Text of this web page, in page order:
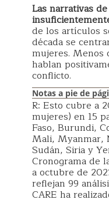
Las narrativas
de los artículos
década se
mujeres. Menos
hablan
conflicto.
Notas a pie de
R: Esto cubre a
mujeres) en 15
Faso, Burundi,
Mali, Myanmar,
Sudán, Siria y
Cronograma de
a octubre de
reflejan 99
CARE ha